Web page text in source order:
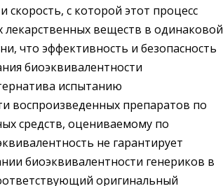
скорость, с которой этот процесс
лекарственных веществ в одинаковой
что эффективность и безопасность
биоэквивалентности
испытанию
воспроизведенных препаратов по
средств, оцениваемому по
не гарантирует
биоэквивалентности генериков в
оригинальный